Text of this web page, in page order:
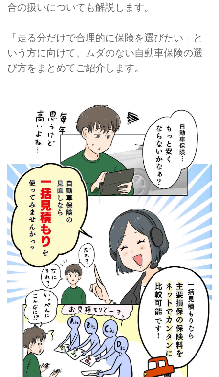
合の扱いについても解説します。
「走る分だけで合理的に保険を選びたい」と
いう方に向けて、ムダのない自動車保険の選
び方をまとめてご紹介します。